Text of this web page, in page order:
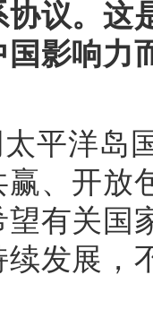
协议。这
影响力
平洋岛
、开放
有关国
续发展，